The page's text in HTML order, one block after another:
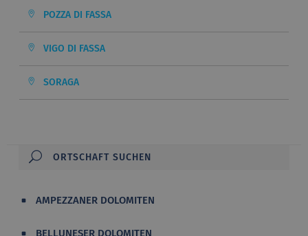
POZZA DI FASSA
VIGO DI FASSA
SORAGA
AMPEZZANER DOLOMITEN
BELLUNESER DOLOMITEN